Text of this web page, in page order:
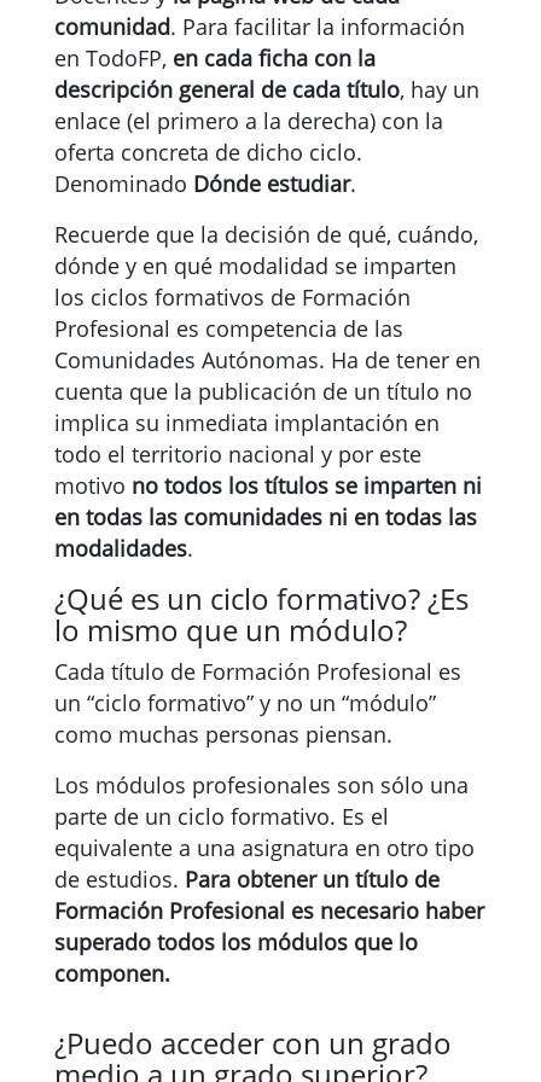
comunidad. Para facilitar la información
en TodoFP, en cada ficha con la
descripción general de cada título, hay un
enlace (el primero a la derecha) con la
oferta concreta de dicho ciclo.
Denominado Dónde estudiar.
Recuerde que la decisión de qué, cuándo,
dónde y en qué modalidad se imparten
los ciclos formativos de Formación
Profesional es competencia de las
Comunidades Autónomas. Ha de tener en
cuenta que la publicación de un título no
implica su inmediata implantación en
todo el territorio nacional y por este
motivo no todos los títulos se imparten ni
en todas las comunidades ni en todas las
modalidades.
¿Qué es un ciclo formativo? ¿Es
lo mismo que un módulo?
Cada título de Formación Profesional es
un “ciclo formativo” y no un “módulo”
como muchas personas piensan.
Los módulos profesionales son sólo una
parte de un ciclo formativo. Es el
equivalente a una asignatura en otro tipo
de estudios. Para obtener un título de
Formación Profesional es necesario haber
superado todos los módulos que lo
componen.
¿Puedo acceder con un grado